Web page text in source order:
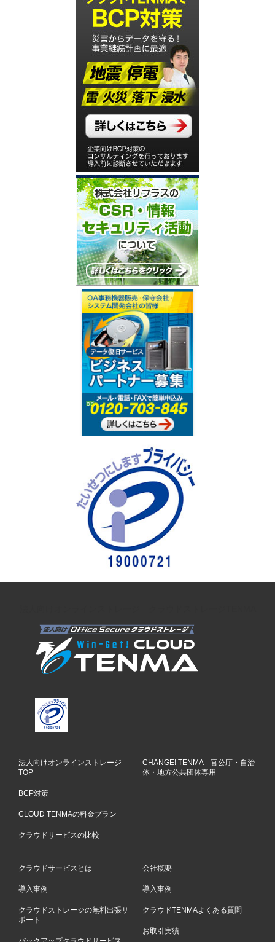
法人向けオンラインストレージ
TOP
BCP対策
CLOUD TENMAの料金プラン
クラウドサービスの比較
CHANGE! TENMA 官公庁・自治
体・地方公共団体専用
クラウドサービスとは
導入事例
クラウドストレージの無料出張サ
ポート
会社概要
導入事例
クラウドTENMAよくある質問
お取引実績